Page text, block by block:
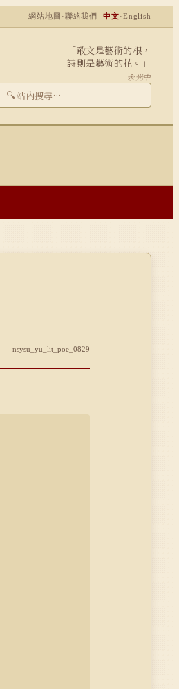
網站地圖 ·聯絡我們 中文·English
「敢文是藝術的根，
詩則是藝術的花。」
— 余光中
🔍
nsysu_yu_lit_poe_0829